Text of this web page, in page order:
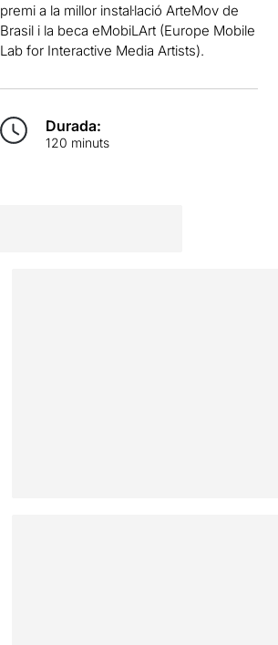
premi a la millor instal·lació ArteMov de
Brasil i la beca eMobiLArt (Europe Mobile
Lab for Interactive Media Artists).
Durada:
120 minuts